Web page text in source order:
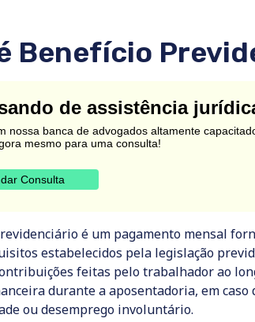
Benefício
de assistência
nossa banca de advogados altamente
mesmo para uma consulta!
Consulta
é um pagamento mensal
estabelecidos pela legislação
feitas pelo trabalhador ao
durante a aposentadoria, em caso
ou desemprego involuntário.